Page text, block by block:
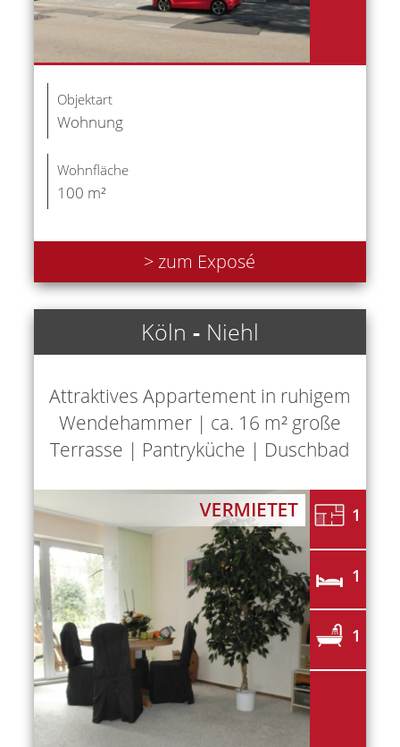
Objektart
Wohnung
Wohnfläche
100 m²
> zum Exposé
Köln - Niehl
Attraktives Appartement in ruhigem
Wendehammer | ca. 16 m² große
Terrasse | Pantryküche | Duschbad
1
1
1